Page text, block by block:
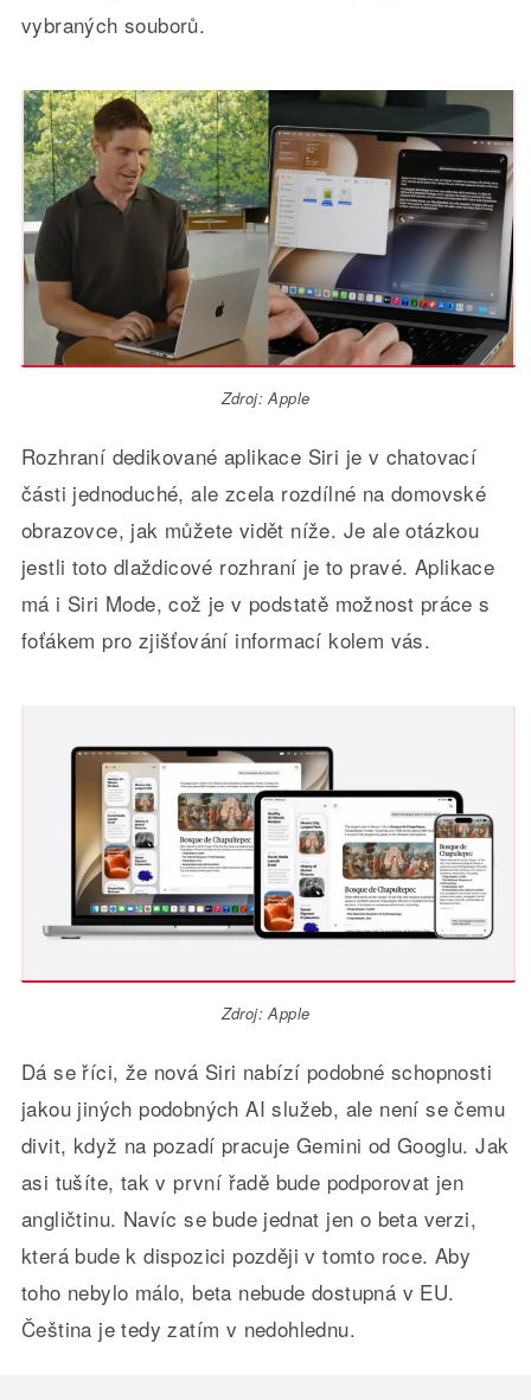
vybraných souborů.
Zdroj: Apple
Rozhraní dedikované aplikace Siri je v chatovací
části jednoduché, ale zcela rozdílné na domovské
obrazovce, jak můžete vidět níže. Je ale otázkou
jestli toto dlaždicové rozhraní je to pravé. Aplikace
má i Siri Mode, což je v podstatě možnost práce s
foťákem pro zjišťování informací kolem vás.
Zdroj: Apple
Dá se říci, že nová Siri nabízí podobné schopnosti
jakou jiných podobných AI služeb, ale není se čemu
divit, když na pozadí pracuje Gemini od Googlu. Jak
asi tušíte, tak v první řadě bude podporovat jen
angličtinu. Navíc se bude jednat jen o beta verzi,
která bude k dispozici později v tomto roce. Aby
toho nebylo málo, beta nebude dostupná v EU.
Čeština je tedy zatím v nedohlednu.